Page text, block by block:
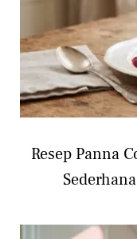
Resep Panna